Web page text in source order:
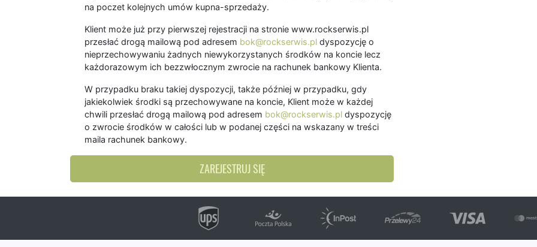
na poczet kolejnych umów kupna-sprzedaży.
Klient może już przy pierwszej rejestracji na stronie www.rockserwis.pl
przesłać drogą mailową pod adresem bok@rockserwis.pl dyspozycję o
nieprzechowywaniu żadnych niewykorzystanych środków na koncie lecz
każdorazowym ich bezzwłocznym zwrocie na rachunek bankowy Klienta.
W przypadku braku takiej dyspozycji, także później w przypadku, gdy
jakiekolwiek środki są przechowywane na koncie, Klient może w każdej
chwili przesłać drogą mailową pod adresem bok@rockserwis.pl dyspozycję
o zwrocie środków w całości lub w podanej części na wskazany w treści
maila rachunek bankowy.
ZAREJESTRUJ SIĘ